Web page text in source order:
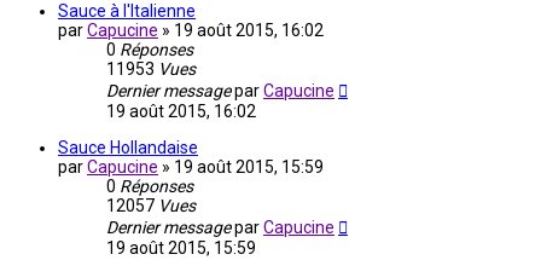
Sauce à l'Italienne
parCapucine » 19 août 2015, 16:02
0 Réponses
11953 Vues
Dernier messageparCapucine
19 août 2015, 16:02
Sauce Hollandaise
parCapucine » 19 août 2015, 15:59
0 Réponses
12057 Vues
Dernier messageparCapucine
19 août 2015, 15:59